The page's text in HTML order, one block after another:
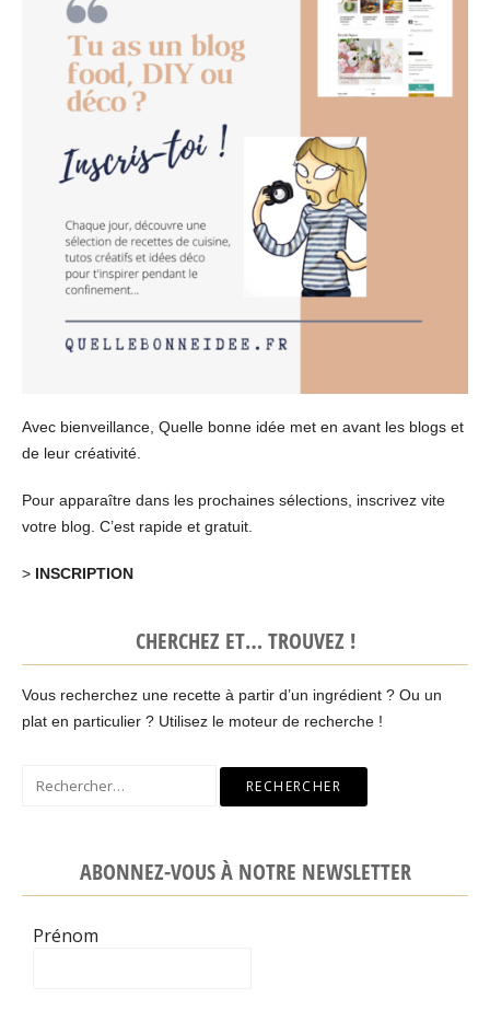
Avec bienveillance, Quelle bonne idée met en avant les blogs et
de leur créativité.
Pour apparaître dans les prochaines sélections, inscrivez vite
votre blog. C’est rapide et gratuit.
> INSCRIPTION
CHERCHEZ ET… TROUVEZ !
Vous recherchez une recette à partir d’un ingrédient ? Ou un
plat en particulier ? Utilisez le moteur de recherche !
Rechercher :
ABONNEZ-VOUS À NOTRE NEWSLETTER
Prénom